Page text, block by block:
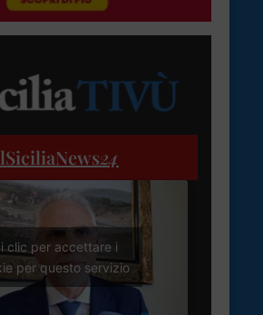
24
clic per accettare i
per questo servizio